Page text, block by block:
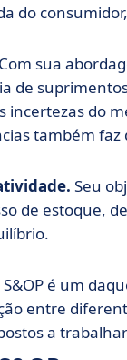
do
sua
de
incertezas do
também
Seu
de estoque,
S&OP é um
entre
a